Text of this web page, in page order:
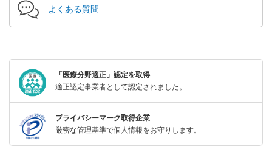
よくある質問
「医療分野適正」認定を取得
適正認定事業者として認定されました。
プライバシーマーク取得企業
厳密な管理基準で個人情報をお守りします。